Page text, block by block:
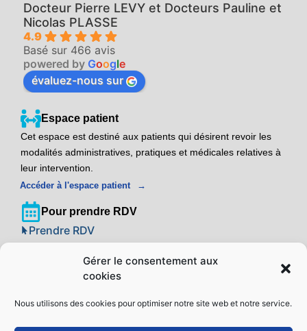
Gérer le consentement aux
cookies
Nous utilisons des cookies pour optimiser notre site web et notre service.
Docteur Pierre LEVY et Docteurs Pauline et
Nicolas PLASSE
4.9
Basé sur 466 avis
powered by Google
évaluez-nous sur
Espace patient
Cet espace est destiné aux patients qui désirent revoir les
modalités administratives, pratiques et médicales relatives à
leur intervention.
Accéder à l'espace patient
Pour prendre RDV
Prendre RDV
09 39 24 22 88
Adresse
Espace Pitot – 60 Place Mirouze
34000 Montpellier